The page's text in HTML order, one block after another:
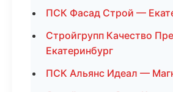
ПСК Фасад Строй —
Стройгрупп Качество
Екатеринбург
ПСК Альянс Идеал —